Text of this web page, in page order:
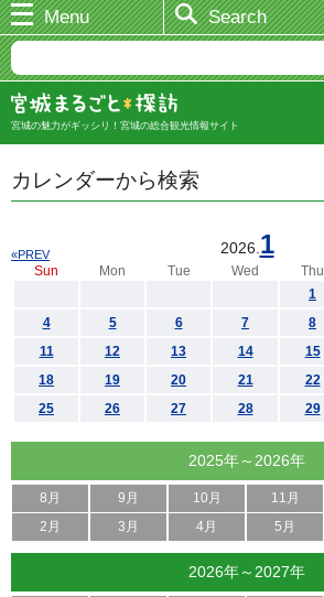
Menu Search
宮城の魅力がギッシリ！宮城の総合観光情報サイト
カレンダーから検索
2026. 1
«PREV
Sun Mon Tue Wed Thu
1
4
5 6 7 8
11
12 13 14 15
18
19 20 21 22
25
26 27 28 29
2025年～2026年
8月 9月 10月 11月
2月
3月 4月 5月
2026年～2027年